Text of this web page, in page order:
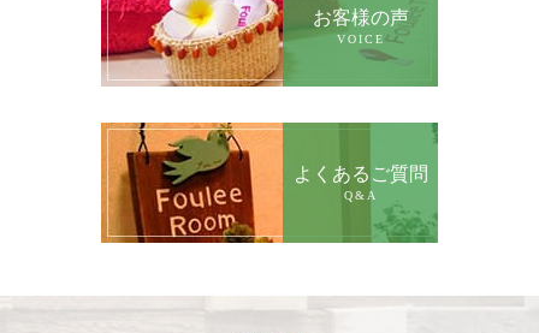
お客様の声
VOICE
よくあるご質問
Q&A